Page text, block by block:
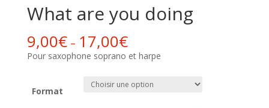
What are you doing
9,00€– 17,00€
Pour saxophone soprano et harpe
Format